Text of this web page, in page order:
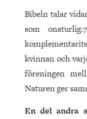
Bibeln talar
som
kvinnan och
föreningen
Naturen ger
En del andra